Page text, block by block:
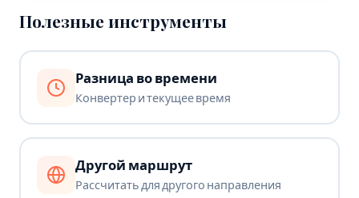
Полезные инструменты
Разница во времени
Конвертер и текущее время
Другой маршрут
Рассчитать для другого направления